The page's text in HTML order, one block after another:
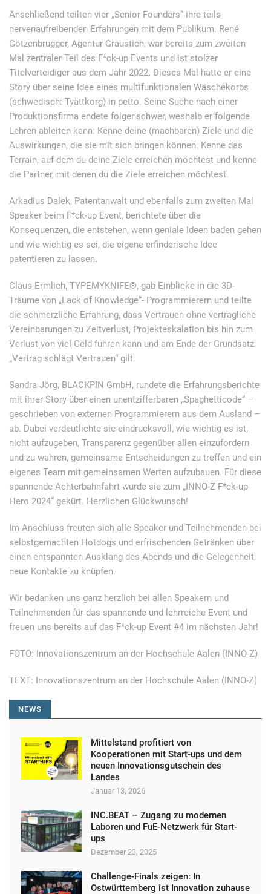
Anschließend teilten vier „Senior Founders“ ihre teils
nervenaufreibenden Erfahrungen mit dem Publikum. René
Götzenbrugger, Agentur Graustich, war bereits zum zweiten
Mal zentraler Teil des F*ck-up Events und ist stolzer
Titelverteidiger aus dem Jahr 2022. Dieses Mal hatte er eine
Story über seine Idee eines multifunktionalen Wäschekorbs
(schwedisch: Tvättkorg) in petto. Seine Suche nach einer
Produktionsfirma endete folgenschwer, weshalb er folgende
Lehren ableiten kann: Kenne deine (machbaren) Ziele und die
Auswirkungen, die sie mit sich bringen können. Kenne das
Terrain, auf dem du deine Ziele erreichen möchtest und kenne
die Partner, mit denen du die Ziele erreichen möchtest.
Arkadius Dalek, Patentanwalt und ebenfalls zum zweiten Mal
Speaker beim F*ck-up Event, berichtete über die
Konsequenzen, die entstehen, wenn geniale Ideen baden gehen
und wie wichtig es sei, die eigene erfinderische Idee
patentieren zu lassen.
Claus Ermlich, TYPEMYKNIFE®, gab Einblicke in die 3D-
Träume von „Lack of Knowledge“- Programmierern und teilte
die schmerzliche Erfahrung, dass Vertrauen ohne vertragliche
Vereinbarungen zu Zeitverlust, Projekteskalation bis hin zum
Verlust von viel Geld führen kann und am Ende der Grundsatz
„Vertrag schlägt Vertrauen“ gilt.
Sandra Jörg, BLACKPIN GmbH, rundete die Erfahrungsberichte
mit ihrer Story über einen unentzifferbaren „Spaghetticode“ –
geschrieben von externen Programmierern aus dem Ausland –
ab. Dabei verdeutlichte sie eindrucksvoll, wie wichtig es ist,
nicht aufzugeben, Transparenz gegenüber allen einzufordern
und zu wahren, gemeinsame Entscheidungen zu treffen und ein
eigenes Team mit gemeinsamen Werten aufzubauen. Für diese
spannende Achterbahnfahrt wurde sie zum „INNO-Z F*ck-up
Hero 2024“ gekürt. Herzlichen Glückwunsch!
Im Anschluss freuten sich alle Speaker und Teilnehmenden bei
selbstgemachten Hotdogs und erfrischenden Getränken über
einen entspannten Ausklang des Abends und die Gelegenheit,
neue Kontakte zu knüpfen.
Wir bedanken uns ganz herzlich bei allen Speakern und
Teilnehmenden für das spannende und lehrreiche Event und
freuen uns bereits auf das F*ck-up Event #4 im nächsten Jahr!
FOTO: Innovationszentrum an der Hochschule Aalen (INNO-Z)
TEXT: Innovationszentrum an der Hochschule Aalen (INNO-Z)
NEWS
Mittelstand profitiert von
Kooperationen mit Start-ups und dem
neuen Innovationsgutschein des
Landes
Januar 13, 2026
INC.BEAT – Zugang zu modernen
Laboren und FuE-Netzwerk für Start-
ups
Dezember 23, 2025
Challenge-Finals zeigen: In
Ostwürttemberg ist Innovation zuhause